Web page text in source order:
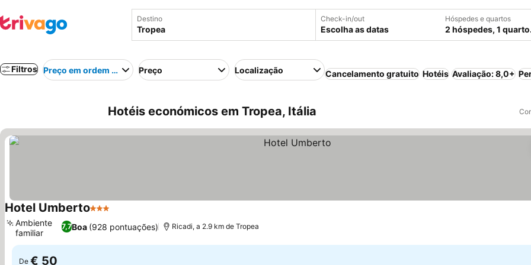
Destino Check-in/out
Escolha as datas
Hóspedes e quartos
2 hóspedes, 1 quarto.
Filtros Preço em ordem crescentePreço Localização Cancelamento gratuito Hotéis Avaliação: 8,0+
Hotéis económicos em Tropea, Itália
Hotel Umberto3 Estrelas
7,7Boa (928 pontuações)
Ambiente
familiar
Ricadi, a 2.9 km de Tropea
De € 50